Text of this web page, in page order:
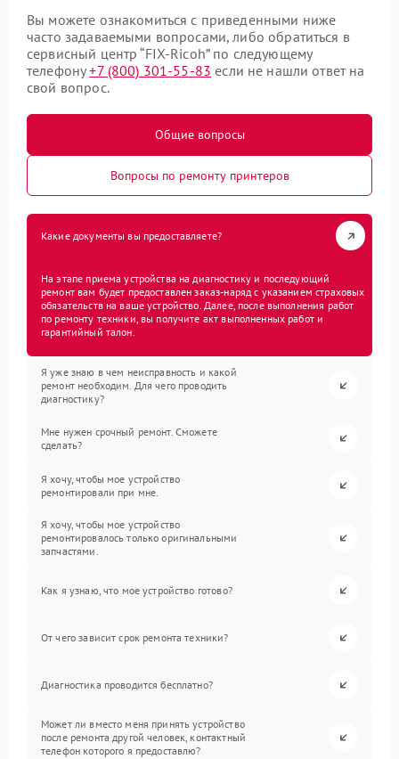
Вы можете ознакомиться с приведенными ниже
часто задаваемыми вопросами, либо обратиться в
сервисный центр “FIX-Ricoh” по следующему
телефону+7 (800) 301-55-83 если не нашли ответ на
свой вопрос.
Общие вопросы
Вопросы по ремонту принтеров
Какие документы вы предоставляете?
На этапе приема устройства на диагностику и последующий
ремонт вам будет предоставлен заказ-наряд с указанием страховых
обязательств на ваше устройство. Далее, после выполнения работ
по ремонту техники, вы получите акт выполненных работ и
гарантийный талон.
Я уже знаю в чем неисправность и какой
ремонт необходим. Для чего проводить
диагностику?
Мне нужен срочный ремонт. Сможете
сделать?
Я хочу, чтобы мое устройство
ремонтировали при мне.
Я хочу, чтобы мое устройство
ремонтировалось только оригинальными
запчастями.
Как я узнаю, что мое устройство готово?
От чего зависит срок ремонта техники?
Диагностика проводится бесплатно?
Может ли вместо меня принять устройство
после ремонта другой человек, контактный
телефон которого я предоставлю?